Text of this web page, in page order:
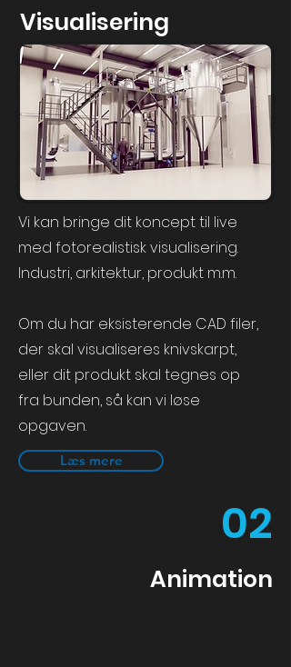
Visualisering
Vi kan bringe dit koncept til live
med fotorealistisk visualisering.
Industri, arkitektur, produkt m.m.
Om du har eksisterende CAD filer,
der skal visualiseres knivskarpt,
eller dit produkt skal tegnes op
fra bunden, så kan vi løse
opgaven.
Læs mere
02
Animation